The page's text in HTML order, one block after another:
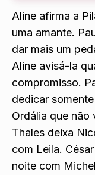
Aline afirma a
uma amante.
dar mais um
Aline avisá-la
compromisso.
dedicar
Ordália que não
Thales deixa
com Leila.
noite com